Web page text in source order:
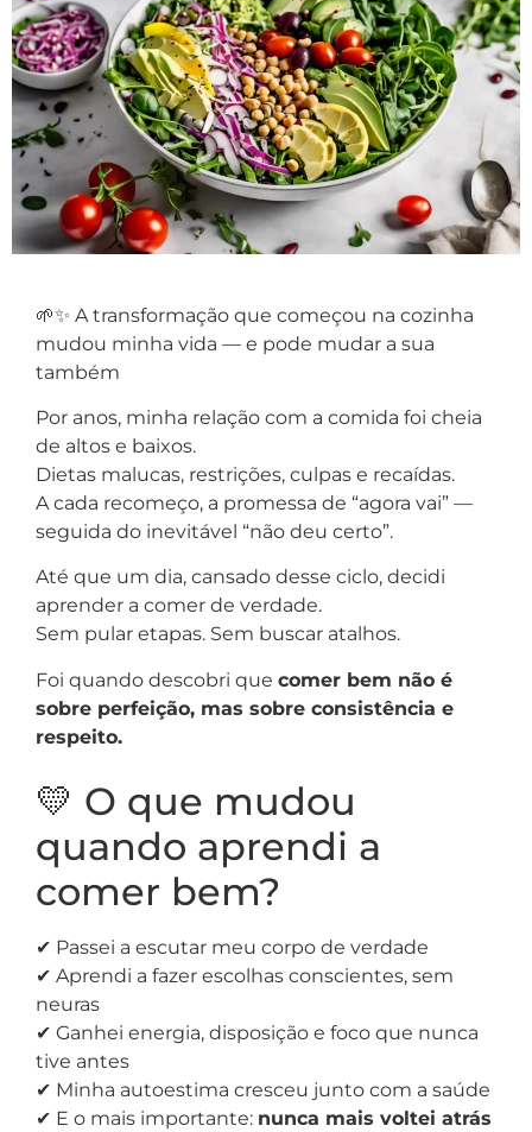
🌱✨ A transformação que começou na cozinha
mudou minha vida — e pode mudar a sua
também
Por anos, minha relação com a comida foi cheia
de altos e baixos.
Dietas malucas, restrições, culpas e recaídas.
A cada recomeço, a promessa de “agora vai” —
seguida do inevitável “não deu certo”.
Até que um dia, cansado desse ciclo, decidi
aprender a comer de verdade.
Sem pular etapas. Sem buscar atalhos.
Foi quando descobri que comer bem não é
sobre perfeição, mas sobre consistência e
respeito.
💛 O que mudou
quando aprendi a
comer bem?
✔ Passei a escutar meu corpo de verdade
✔ Aprendi a fazer escolhas conscientes, sem
neuras
✔ Ganhei energia, disposição e foco que nunca
tive antes
✔ Minha autoestima cresceu junto com a saúde
✔ E o mais importante: nunca mais voltei atrás